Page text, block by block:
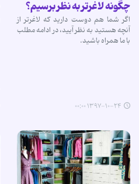
چگونه لاغرتر به نظر برسیم؟
اگر شما هم دوست دارید که لاغرتر از
آنچه هستید به نظر آیید، در ادامه مطلب
با ما همراه باشید.
۱۳۹۷-۱۰-۲۴ ۰۰:۰۰